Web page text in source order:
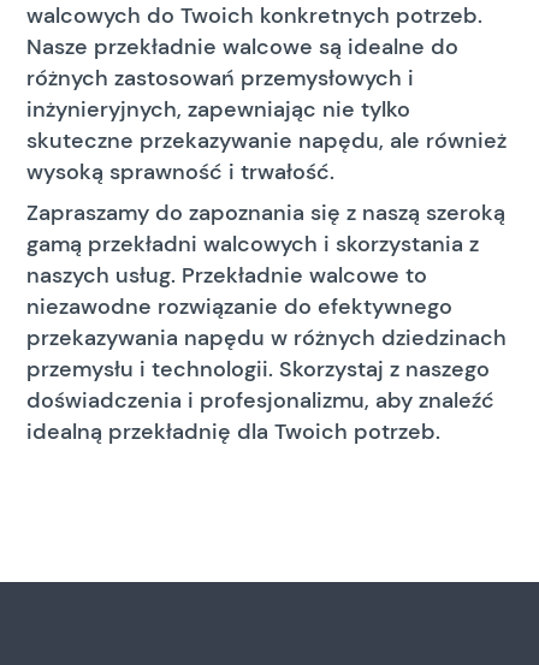
walcowych do Twoich konkretnych potrzeb.
Nasze przekładnie walcowe są idealne do
różnych zastosowań przemysłowych i
inżynieryjnych, zapewniając nie tylko
skuteczne przekazywanie napędu, ale również
wysoką sprawność i trwałość.
Zapraszamy do zapoznania się z naszą szeroką
gamą przekładni walcowych i skorzystania z
naszych usług. Przekładnie walcowe to
niezawodne rozwiązanie do efektywnego
przekazywania napędu w różnych dziedzinach
przemysłu i technologii. Skorzystaj z naszego
doświadczenia i profesjonalizmu, aby znaleźć
idealną przekładnię dla Twoich potrzeb.